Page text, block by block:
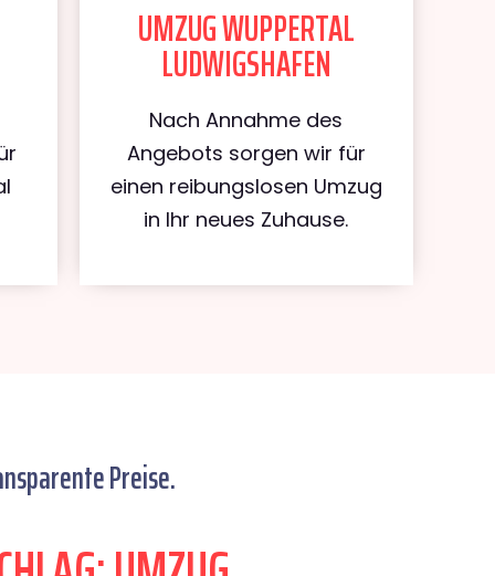
UMZUG WUPPERTAL
LUDWIGSHAFEN
Nach Annahme des
Angebots sorgen wir für
einen reibungslosen Umzug
in Ihr neues Zuhause.
Preise.